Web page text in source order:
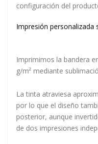
configuración del
Impresión personalizada
Imprimimos la bandera
g/m² mediante
La tinta atraviesa
por lo que el diseño
posterior, aunque
de dos impresiones